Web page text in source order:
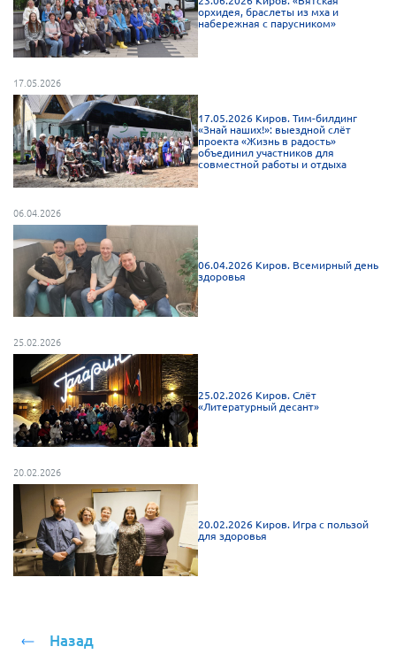
Ивановская область
Калининградская область
Кемеровская область
Кировская область
Краснодарский край
Красноярский край
Ленинградская область
г. Москва
Московская область
Мурманская область
Нижегородская область
Новгородская область
Новосибирская область
Омская область
Пензенская область
Республика Башкортостан
Республика Бурятия
Республика Карелия
Ростовская область
орхидея, браслеты из мха и
набережная с парусником»
17.05.2026
17.05.2026 Киров. Тим-билдинг
«Знай наших!»: выездной слёт
проекта «Жизнь в радость»
объединил участников для
совместной работы и отдыха
06.04.2026
06.04.2026 Киров. Всемирный день
здоровья
25.02.2026
25.02.2026 Киров. Слёт
«Литературный десант»
20.02.2026
20.02.2026 Киров. Игра с пользой
для здоровья
Назад